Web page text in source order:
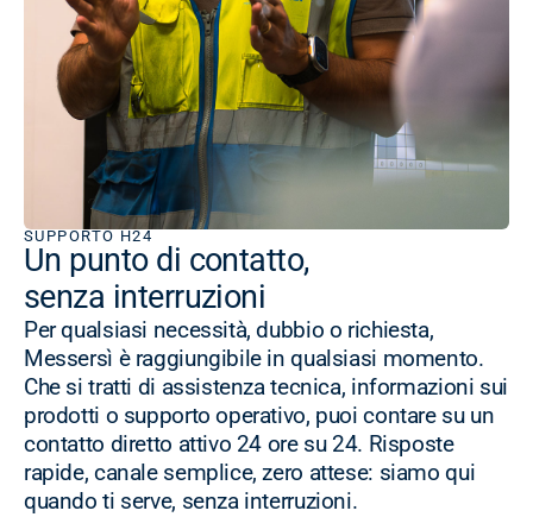
SUPPORTO H24
Un punto di contatto,
senza interruzioni
Per qualsiasi necessità, dubbio o richiesta,
Messersì è raggiungibile in qualsiasi momento.
Che si tratti di assistenza tecnica, informazioni sui
prodotti o supporto operativo, puoi contare su un
contatto diretto attivo 24 ore su 24. Risposte
rapide, canale semplice, zero attese: siamo qui
quando ti serve, senza interruzioni.